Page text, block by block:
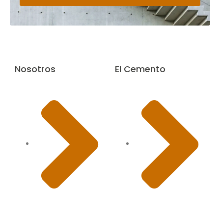
Nosotros El Cemento